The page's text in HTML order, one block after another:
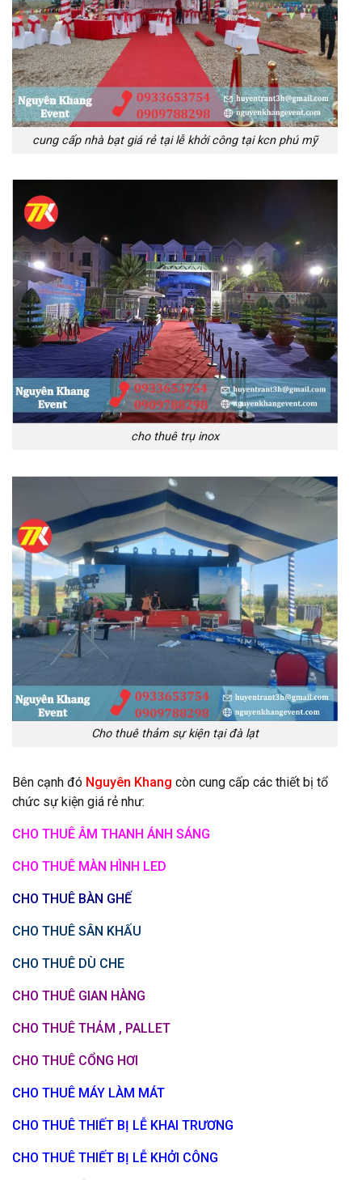
cung cấp nhà bạt giá rẻ tại lễ khởi công tại kcn phú mỹ
cho thuê trụ inox
Cho thuê thảm sự kiện tại đà lạt
Bên cạnh đó Nguyên Khang còn cung cấp các thiết bị tổ
chức sự kiện giá rẻ như:
CHO THUÊ ÂM THANH ÁNH SÁNG
CHO THUÊ MÀN HÌNH LED
CHO THUÊ BÀN GHẾ
CHO THUÊ SÂN KHẤU
CHO THUÊ DÙ CHE
CHO THUÊ GIAN HÀNG
CHO THUÊ THẢM , PALLET
CHO THUÊ CỔNG HƠI
CHO THUÊ MÁY LÀM MÁT
CHO THUÊ THIẾT BỊ LỄ KHAI TRƯƠNG
CHO THUÊ THIẾT BỊ LỄ KHỞI CÔNG